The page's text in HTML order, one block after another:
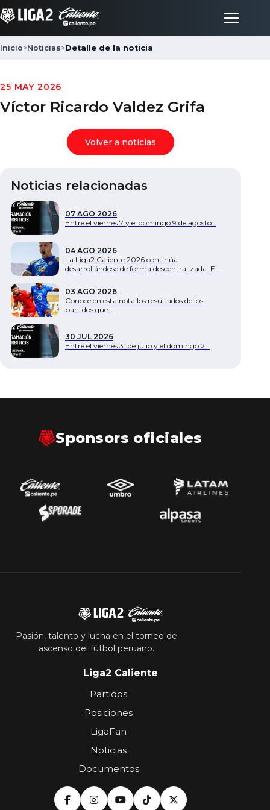
Inicio
LigaFan
Clubes
Noticias
Documentos
Inicio>Noticias>Detalle de la noticia
25 MAY 2026
Víctor Ricardo Valdez Grifa
Volver a noticias
Noticias relacionadas
07 AGO 2026
Entre el viernes 7 y el domingo 9 de agosto…
04 AGO 2026
La Liga2 Caliente 2026 continúa
desarrollándose de forma descentralizada. El…
03 AGO 2026
Conoce en esta nota los resultados de los
partidos que…
30 JUL 2026
Entre el viernes 31 de julio y el domingo 2…
Sponsors oficiales
Pasión, talento y lucha en el torneo de
ascenso del fútbol peruano.
Liga2 Caliente
Partidos
Posiciones
LigaFan
Noticias
Documentos